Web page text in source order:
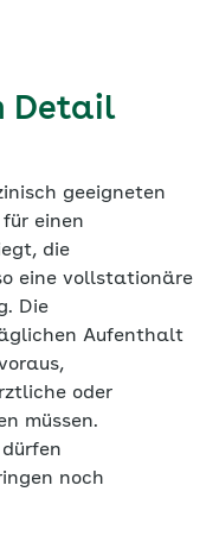
Detail
geeigneten
einen
die
eine vollstationäre
Die
Aufenthalt
oder
müssen.
noch